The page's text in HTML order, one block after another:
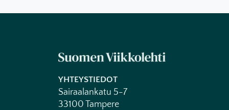
YHTEYSTIEDOT
Sairaalankatu 5-7
33100 Tampere